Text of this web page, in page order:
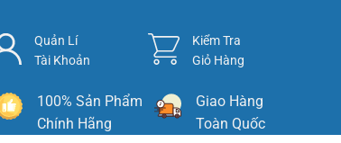
Quản Lí
Tài Khoản
Kiểm Tra
Giỏ Hàng
100% Sản Phẩm
Chính Hãng
Giao Hàng
Toàn Quốc